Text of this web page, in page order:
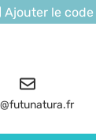
Ajouter le code